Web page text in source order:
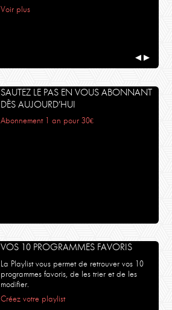
Voir plus
◀ ▶
SAUTEZ LE PAS EN VOUS ABONNANT
DÈS AUJOURD’HUI
Abonnement 1 an pour 30€
VOS 10 PROGRAMMES FAVORIS
La Playlist vous permet de retrouver vos 10
programmes favoris, de les trier et de les
modifier.
Créez votre playlist